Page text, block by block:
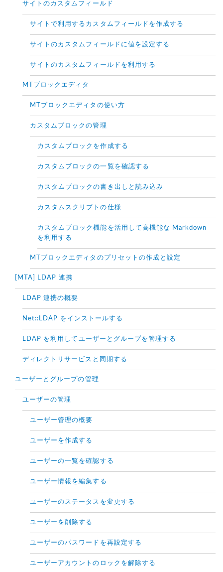
サイトのカスタムフィールド
サイトで利用するカスタムフィールドを作成する
サイトのカスタムフィールドに値を設定する
サイトのカスタムフィールドを利用する
MTブロックエディタ
MTブロックエディタの使い方
カスタムブロックの管理
カスタムブロックを作成する
カスタムブロックの一覧を確認する
カスタムブロックの書き出しと読み込み
カスタムスクリプトの仕様
カスタムブロック機能を活用して高機能な Markdown
を利用する
MTブロックエディタのプリセットの作成と設定
[MTA] LDAP 連携
LDAP 連携の概要
Net::LDAP をインストールする
LDAP を利用してユーザーとグループを管理する
ディレクトリサービスと同期する
ユーザーとグループの管理
ユーザーの管理
ユーザー管理の概要
ユーザーを作成する
ユーザーの一覧を確認する
ユーザー情報を編集する
ユーザーのステータスを変更する
ユーザーを削除する
ユーザーのパスワードを再設定する
ユーザーアカウントのロックを解除する